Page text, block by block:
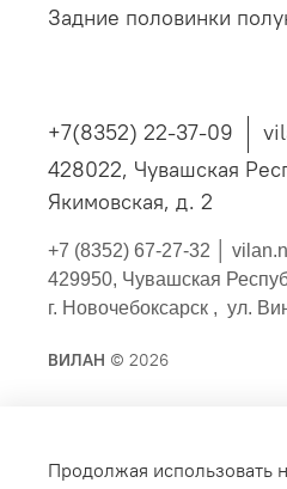
Задние половинки
+7(8352) 22-37-09
428022, Чувашская
Якимовская, д. 2
+7 (8352) 67-27-32 │
429950, Чувашская
г. Новочебоксарск , ул.
ВИЛАН © 2026
Продолжая использовать